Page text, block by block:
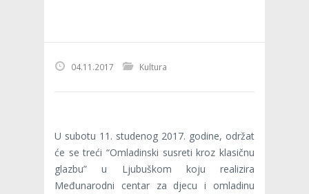
04.11.2017 Kultura
U subotu 11. studenog 2017. godine, održat
će se treći “Omladinski susreti kroz klasičnu
glazbu” u Ljubuškom koju realizira
Međunarodni centar za djecu i omladinu